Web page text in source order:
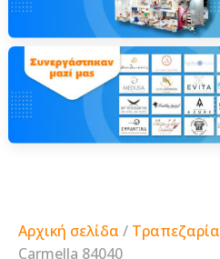
Αρχική σελίδα / Τραπεζαρία
Carmella 84040